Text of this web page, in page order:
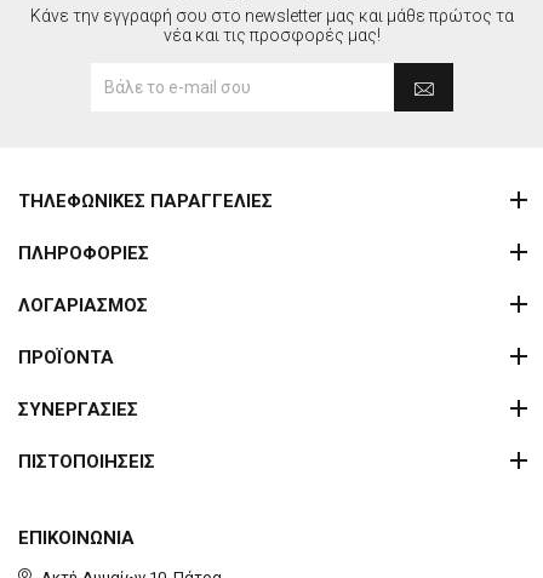
Κάνε την εγγραφή σου στο newsletter μας και μάθε πρώτος τα
νέα και τις προσφορές μας!
ΕΠΙΚΟΙΝΩΝΙΑ
ΤΗΛΕΦΩΝΙΚΕΣ ΠΑΡΑΓΓΕΛΙΕΣ
ΠΛΗΡΟΦΟΡΙΕΣ
ΛΟΓΑΡΙΑΣΜΟΣ
ΠΡΟΪΟΝΤΑ
ΣΥΝΕΡΓΑΣΙΕΣ
ΠΙΣΤΟΠΟΙΗΣΕΙΣ